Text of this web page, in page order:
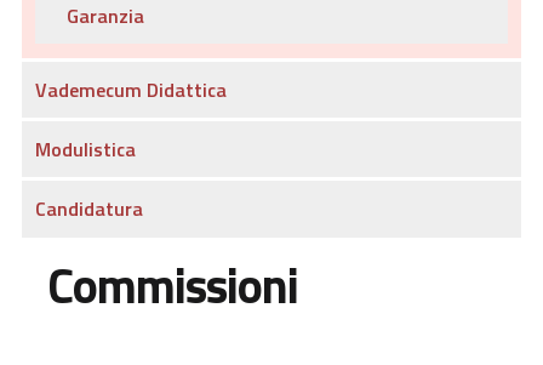
Garanzia
Vademecum Didattica
Modulistica
Candidatura
Commissioni